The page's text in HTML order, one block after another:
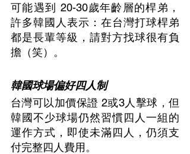
可能遇到 20-30歲年齡層的桿弟，
許多韓國人表示：在台灣打球桿弟
都是長輩等級，請對方找球很有負
擔（笑）。
韓國球場偏好四人制
台灣可以加價保證 2或3人擊球，但
韓國不少球場仍然習慣四人一組的
運作方式，即使未滿四人，仍須支
付完整四人費用。